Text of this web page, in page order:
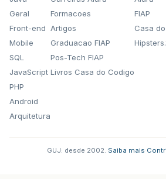
Geral
Front-end
Mobile
SQL
JavaScript
PHP
Android
Arquitetura
Formacoes
Artigos
Graduacao FIAP
Pos-Tech FIAP
Livros Casa do Codigo
FIAP
Casa
GUJ: desde 2002. Saiba mais